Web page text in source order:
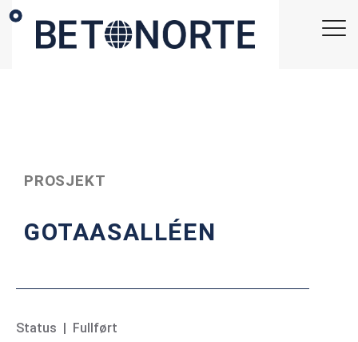
PROSJEKT
GOTAASALLÉEN
Status | Fullført